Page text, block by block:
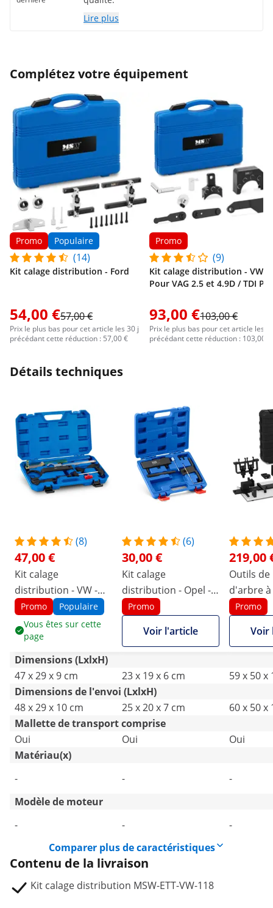
Lire plus
Complétez votre équipement
Promo Populaire
(14)
Kit calage distribution - Ford
54,00 €57,00 €
Prix le plus bas pour cet article les 30 j
précédant cette réduction : 57,00 €
Promo
(9)
Kit calage distribution - VW -
Pour VAG 2.5 et 4.9D / TDI PD
93,00 €103,00 €
Prix le plus bas pour cet article les
précédant cette réduction : 103,00 €
Détails techniques
(8)
47,00 €
Kit calage
distribution - VW -
Audi - Seat - Skoda -
1.0, 1.2, 1.4 TSI / TFSI
Promo
Populaire
Vous êtes sur cette
page
(6)
30,00 €
Kit calage
distribution - Opel -
Vauxhall - 1.6 CDTi
Promo
Voir l'article
219,00
Outils
d'arbre à
Promo
Voir
Dimensions (LxlxH)
47 x 29 x 9 cm
23 x 19 x 6 cm
59 x 50 x
Dimensions de l'envoi (LxlxH)
48 x 29 x 10 cm
25 x 20 x 7 cm
60 x 50 x
Mallette de transport comprise
Oui
Oui
Oui
Matériau(x)
-
-
-
Modèle de moteur
-
-
-
Comparer plus de caractéristiques
Contenu de la livraison
Kit calage distribution MSW-ETT-VW-118